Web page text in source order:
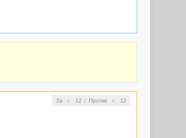
За 12/ Против 12